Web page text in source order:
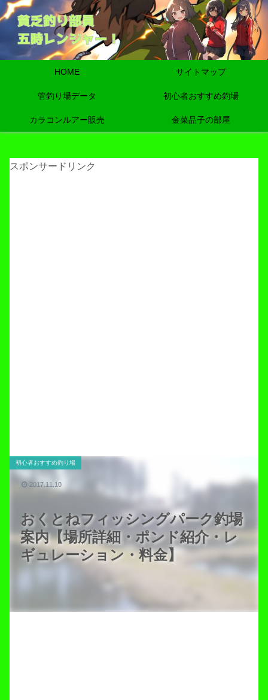
HOME サイトマップ
管釣り場データ 初心者おすすめ釣場
カラコンルアー販売 金菜品子の部屋
スポンサードリンク
おくとねフィッシングパーク釣場
案内【場所詳細・ポンド紹介・レ
ギュレーション・料金】
初心者おすすめ釣り場
2017.11.10